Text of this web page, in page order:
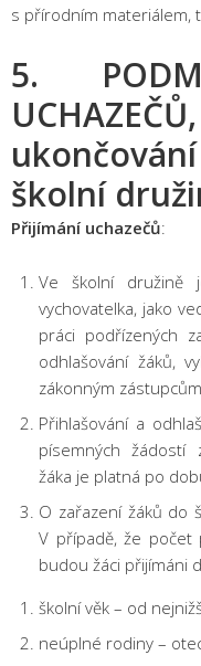
s přírodním materiálem,
5.
školní
Přijímání uchazečů:
Ve školní družině
vychovatelka, jako
práci podřízených
odhlašování žáků,
zákonným
Přihlašování a
písemných žádostí
žáka je platná po
O zařazení žáků do
V případě, že počet
budou žáci přijímáni
školní věk – od
neúplné rodiny –